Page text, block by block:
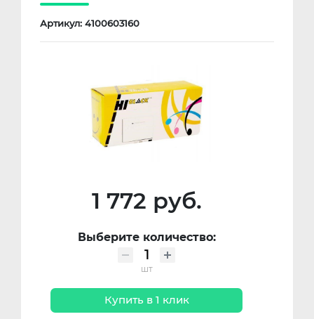
Артикул: 4100603160
1 772 руб.
Выберите количество:
шт
Купить в 1 клик